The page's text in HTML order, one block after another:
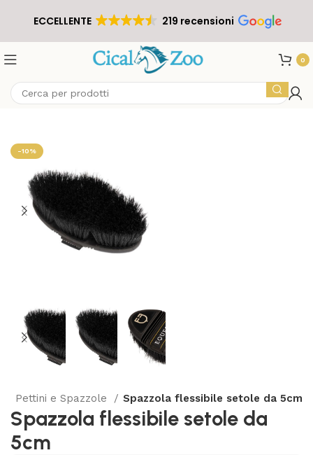
ECCELLENTE 219 recensioni
0
-10%
Pettini e Spazzole Spazzola flessibile setole da 5cm
Spazzola flessibile setole da
5cm